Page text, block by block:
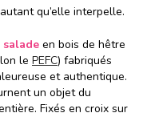
qu’elle interpelle.
salade en bois de hêtre
le PEFC) fabriqués
et authentique.
un objet du
Fixés en croix sur